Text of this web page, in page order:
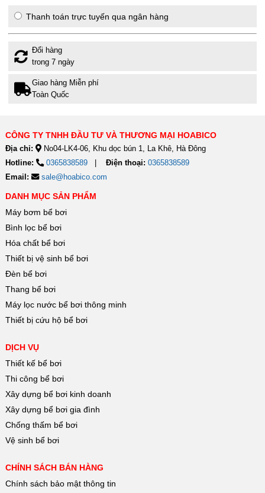
Thanh toán trực tuyến qua ngân hàng
Đổi hàng
trong 7 ngày
Giao hàng Miễn phí
Toàn Quốc
CÔNG TY TNHH ĐẦU TƯ VÀ THƯƠNG MẠI HOABICO
Địa chỉ:
No04-LK4-06, Khu dọc bún 1, La Khê, Hà Đông
Hotline:
0365838589 Điện thoại: 0365838589
Email:
sale@hoabico.com
DANH MỤC SẢN PHẨM
Máy bơm bể bơi
Bình lọc bể bơi
Hóa chất bể bơi
Thiết bị vệ sinh bể bơi
Đèn bể bơi
Thang bể bơi
Máy lọc nước bể bơi thông minh
Thiết bị cứu hộ bể bơi
DỊCH VỤ
Thiết kế bể bơi
Thi công bể bơi
Xây dựng bể bơi kinh doanh
Xây dựng bể bơi gia đình
Chống thấm bể bơi
Vệ sinh bể bơi
CHÍNH SÁCH BÁN HÀNG
Chính sách bảo mật thông tin